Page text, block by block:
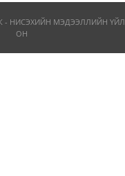
НИСЭХИЙН МЭДЭЭЛЛИЙН
ОН